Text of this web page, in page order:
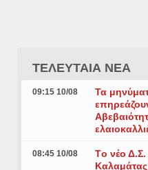
ΤΕΛΕΥΤΑΙΑ ΝΕΑ
09:15 10/08
Τα
08:45 10/08
Tο νέο Δ.Σ.
Καλαμάτας